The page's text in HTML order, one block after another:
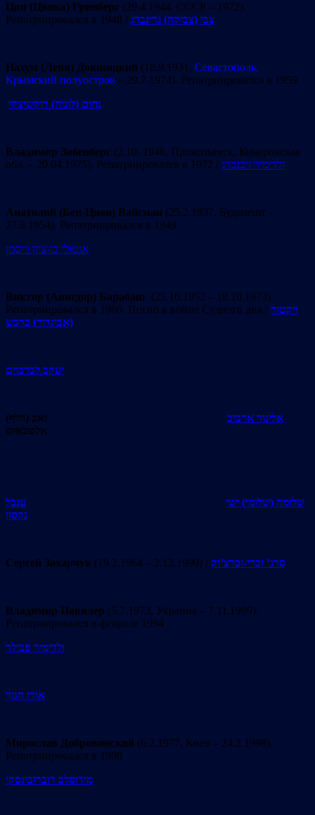
Цви (Цвика) Гринберг (29.4.1944, СССР – 1972).
Репатриировался в 1948 / צבי (צביקה) גרינברג
Нахум (Леня) Докшицкий (18.9.1931, Севастополь,
Крымский полуостров – 29.7.1974). Репатриировался в 1959
נחום (לוניה) דוקשיצקי
Владимир Зибенберг (2.10. 1946, Прокопьевск, Кемеровская
обл. – 20.04.1975). Репатриировался в 1972 / ולדימיר זיבנברג
Анатолий (Бен-Цион) Вайсман (25.2.1937, Будапешт –
27.9.1954). Репатриировался в 1949
אנטולי בו-ציון וייסמן
Виктор (Авигдор) Барабаш (25.10.1952 – 18.10.1973).
Репатриировался в 1960. Погиб в войне Судного дня / ויקטור
(אביגדור) ברבש
יעקב לברבוים
אלינור ארביב זאב (וולף)
אלטבאום
שלומה (שלומי) ישי
ענבל
נקסון
Сергей Захарчук (19.2.1964 – 2.12.1999) / סרג’ זכרי-זכרצ’וק
Владимир Павилер (5.7.1973, Украина – 7.11.1999).
Репатриировался в феврале 1994
ולדימיר פבילר
אורן חנוך
Мирослав Добровинский (6.2.1977, Киев – 24.2.1998).
Репатриировался в 1990
מירוסלב דוברובינסקי